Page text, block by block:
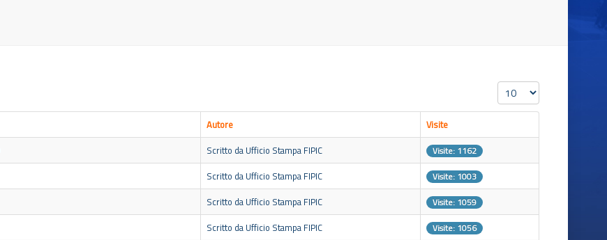
Visualizza n.
Autore
Visite
Scritto da Ufficio Stampa FIPIC Visite: 1162
Scritto da Ufficio Stampa FIPIC Visite: 1003
Scritto da Ufficio Stampa FIPIC Visite: 1059
Scritto da Ufficio Stampa FIPIC Visite: 1056